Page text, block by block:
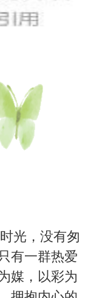
光，没有匆
有一群热爱
媒，以彩为